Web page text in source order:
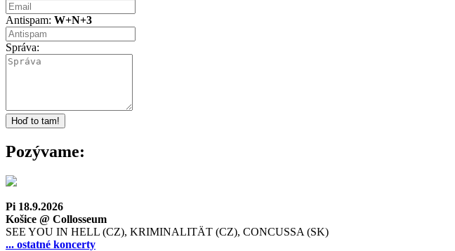
Antispam: W+N+3
Správa:
Pozývame:
Pi 18.9.2026
Košice @ Collosseum
SEE YOU IN HELL (CZ), KRIMINALITÄT (CZ), CONCUSSA (SK)
... ostatné koncerty